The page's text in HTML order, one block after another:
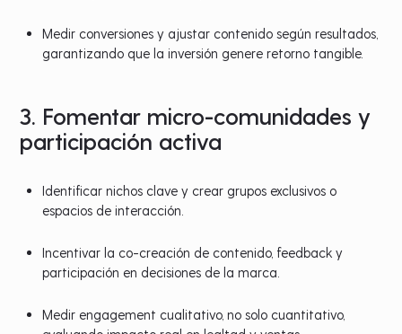
Medir conversiones y ajustar contenido según resultados,
garantizando que la inversión genere retorno tangible.
3. Fomentar micro-comunidades y
participación activa
Identificar nichos clave y crear grupos exclusivos o
espacios de interacción.
Incentivar la co-creación de contenido, feedback y
participación en decisiones de la marca.
Medir engagement cualitativo, no solo cuantitativo,